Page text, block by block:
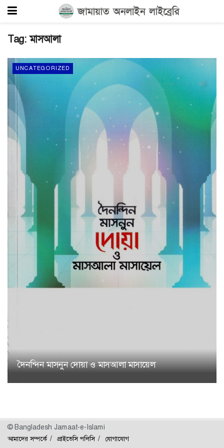
Tag:মাসআলা
UNCATEGORIZED
দৈনন্দিন মাসনুন দোয়া ও মাসআলা মাসায়েল
© Bangladesh Jamaat-e-Islami
আমাদের সম্পর্কে প্রাইভেসি পলিসি যোগাযোগ